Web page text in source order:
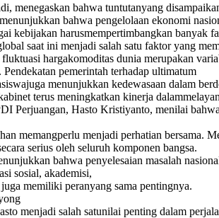
menegaskan bahwa tuntutanyang
bahwa pengelolaan ekonomi
kebijakan harusmempertimbangkan banyak
saat ini menjadi salah satu faktor yang
fluktuasi hargakomoditas dunia merupakan
pemerintah terhadap ultimatum
menunjukkan kedewasaan dalam
terus meningkatkan kinerja
Perjuangan, Hasto Kristiyanto, menilai
memangperlu menjadi perhatian bersama.
serius oleh seluruh komponen bangsa.
bahwa penyelesaian masalah
sosial, akademisi,
memiliki peranyang sama pentingnya.
menjadi salah satunilai penting dalam